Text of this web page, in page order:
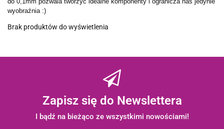
wyobraźnia :)
Brak produktów do wyświetlenia
Zapisz się do Newslettera
I bądź na bieżąco ze wszystkimi nowościami!